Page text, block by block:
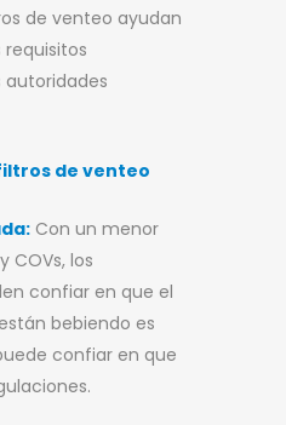
de venteo ayudan
autoridades
de venteo
Con un menor
COVs, los
confiar en que el
bebiendo es
confiar en que